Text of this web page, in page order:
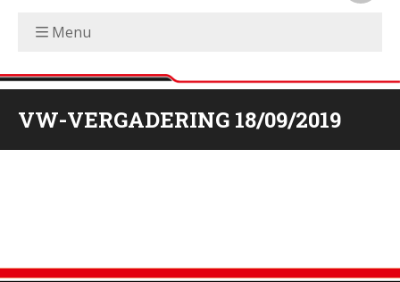
Menu
VW-VERGADERING 18/09/2019